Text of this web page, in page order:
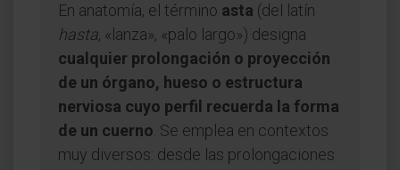
En anatomía, el término asta (del latín
hasta, «lanza», «palo largo») designa
cualquier prolongación o proyección
de un órgano, hueso o estructura
nerviosa cuyo perfil recuerda la forma
de un cuerno . Se emplea en contextos
muy diversos: desde las prolongaciones